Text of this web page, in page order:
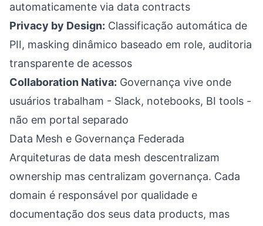
automaticamente via data contracts
Privacy by Design: Classificação automática de
PII, masking dinâmico baseado em role, auditoria
transparente de acessos
Collaboration Nativa: Governança vive onde
usuários trabalham - Slack, notebooks, BI tools -
não em portal separado
Data Mesh e Governança Federada
Arquiteturas de data mesh descentralizam
ownership mas centralizam governança. Cada
domain é responsável por qualidade e
documentação dos seus data products, mas